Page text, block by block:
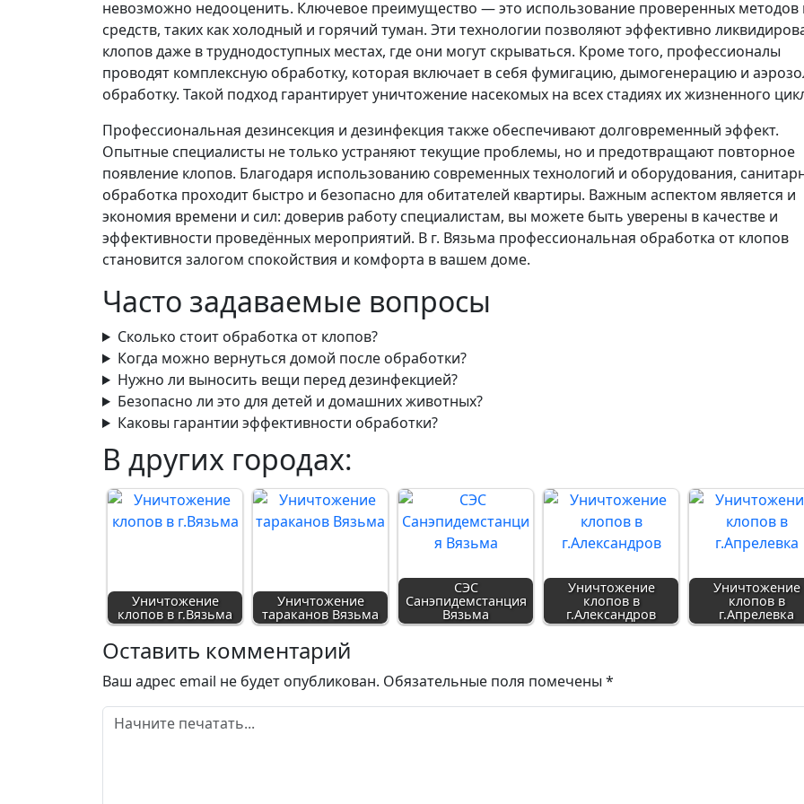
невозможно недооценить. Ключевое преимущество — это использование проверенных методов
средств, таких как холодный и горячий туман. Эти технологии позволяют эффективно
клопов даже в труднодоступных местах, где они могут скрываться. Кроме того, профессионалы
проводят комплексную обработку, которая включает в себя фумигацию, дымогенерацию и
обработку. Такой подход гарантирует уничтожение насекомых на всех стадиях их жизненного
Профессиональная дезинсекция и дезинфекция также обеспечивают долговременный эффект.
Опытные специалисты не только устраняют текущие проблемы, но и предотвращают повторное
появление клопов. Благодаря использованию современных технологий и оборудования,
обработка проходит быстро и безопасно для обитателей квартиры. Важным аспектом является и
экономия времени и сил: доверив работу специалистам, вы можете быть уверены в качестве и
эффективности проведённых мероприятий. В г. Вязьма профессиональная обработка от клопов
становится залогом спокойствия и комфорта в вашем доме.
Часто задаваемые вопросы
Сколько стоит обработка от клопов?
Когда можно вернуться домой после обработки?
Нужно ли выносить вещи перед дезинфекцией?
Безопасно ли это для детей и домашних животных?
Каковы гарантии эффективности обработки?
В других городах:
Уничтожение
клопов в г.Вязьма
Уничтожение
тараканов Вязьма
СЭС
Санэпидемстанция
Вязьма
Уничтожение
клопов в
г.Александров
Уничтожение
клопов в
г.Апрелевка
Оставить комментарий
Ваш адрес email не будет опубликован. Обязательные поля помечены *